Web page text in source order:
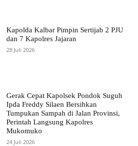
Kapolda Kalbar Pimpin Sertijab 2 PJU
dan 7 Kapolres Jajaran
28 Juli 2026
Gerak Cepat Kapolsek Pondok Suguh
Ipda Freddy Silaen Bersihkan
Tumpukan Sampah di Jalan Provinsi,
Perintah Langsung Kapolres
Mukomuko
24 Juli 2026